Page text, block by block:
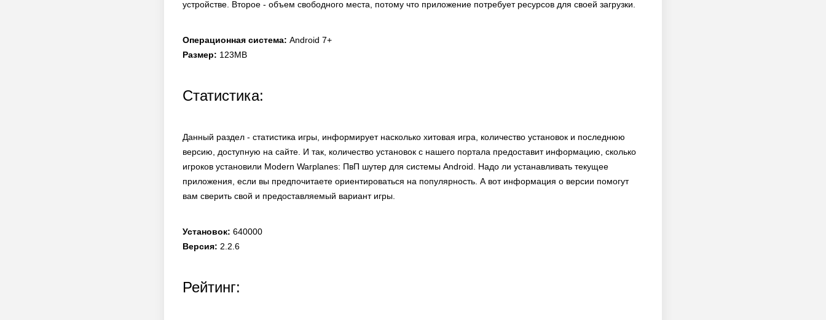
устройстве. Второе - объем свободного места, потому что приложение потребует ресурсов для своей загрузки.
Операционная система: Android 7+
Размер: 123MB
Статистика:
Данный раздел - статистика игры, информирует насколько хитовая игра, количество установок и последнюю
версию, доступную на сайте. И так, количество установок с нашего портала предоставит информацию, сколько
игроков установили Modern Warplanes: ПвП шутер для системы Android. Надо ли устанавливать текущее
приложения, если вы предпочитаете ориентироваться на популярность. А вот информация о версии помогут
вам сверить свой и предоставляемый вариант игры.
Установок: 640000
Версия: 2.2.6
Рейтинг: